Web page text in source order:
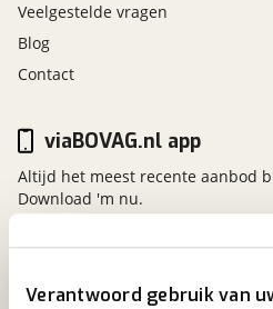
Verantwoord gebruik van
Veelgestelde vragen
Blog
Contact
viaBOVAG.nl
viaBOVAG.nl app
Altijd het meest recente aanbod
Download 'm nu.